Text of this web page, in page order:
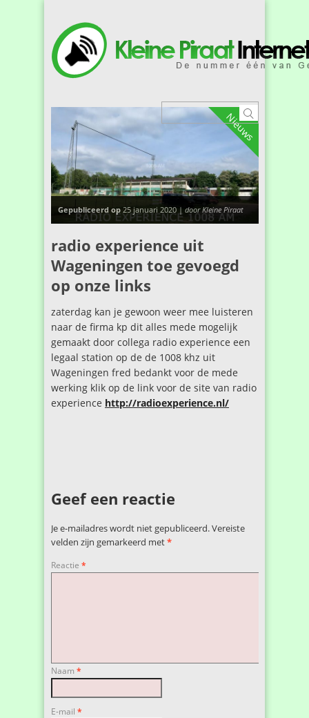
Nieuws
Gepubliceerd op 25 januari 2020 | door Kleine Piraat
radio experience uit
Wageningen toe gevoegd
op onze links
zaterdag kan je gewoon weer mee luisteren
naar de firma kp dit alles mede mogelijk
gemaakt door collega radio experience een
legaal station op de de 1008 khz uit
Wageningen fred bedankt voor de mede
werking klik op de link voor de site van radio
experience http://radioexperience.nl/
Geef een reactie
Je e-mailadres wordt niet gepubliceerd.Vereiste
velden zijn gemarkeerd met*
Reactie *
Naam *
E-mail *